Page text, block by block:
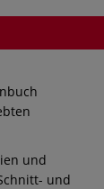
und
und